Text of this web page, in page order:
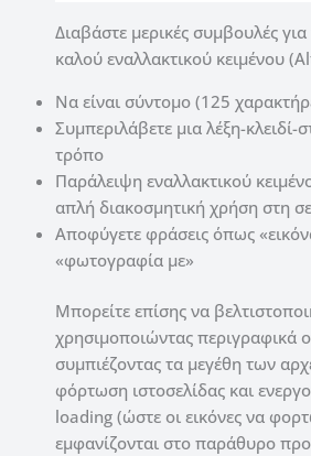
Διαβάστε μερικές συμβουλές
καλού εναλλακτικού κειμένου
Να είναι σύντομο (125
Συμπεριλάβετε μια λέξη-κλειδί-
τρόπο
Παράλειψη εναλλακτικού
απλή διακοσμητική χρήση στη
Αποφύγετε φράσεις όπως
«φωτογραφία με»
Μπορείτε επίσης να
χρησιμοποιώντας περιγραφικά
συμπιέζοντας τα μεγέθη των
φόρτωση ιστοσελίδας και
loading (ώστε οι εικόνες να
εμφανίζονται στο παράθυρο